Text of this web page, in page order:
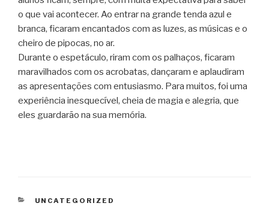
o que vai acontecer. Ao entrar na grande tenda azul e
branca, ficaram encantados com as luzes, as músicas e o
cheiro de pipocas, no ar.
Durante o espetáculo, riram com os palhaços, ficaram
maravilhados com os acrobatas, dançaram e aplaudiram
as apresentações com entusiasmo. Para muitos, foi uma
experiência inesquecível, cheia de magia e alegria, que
eles guardarão na sua memória.
CATEGORIAS
UNCATEGORIZED